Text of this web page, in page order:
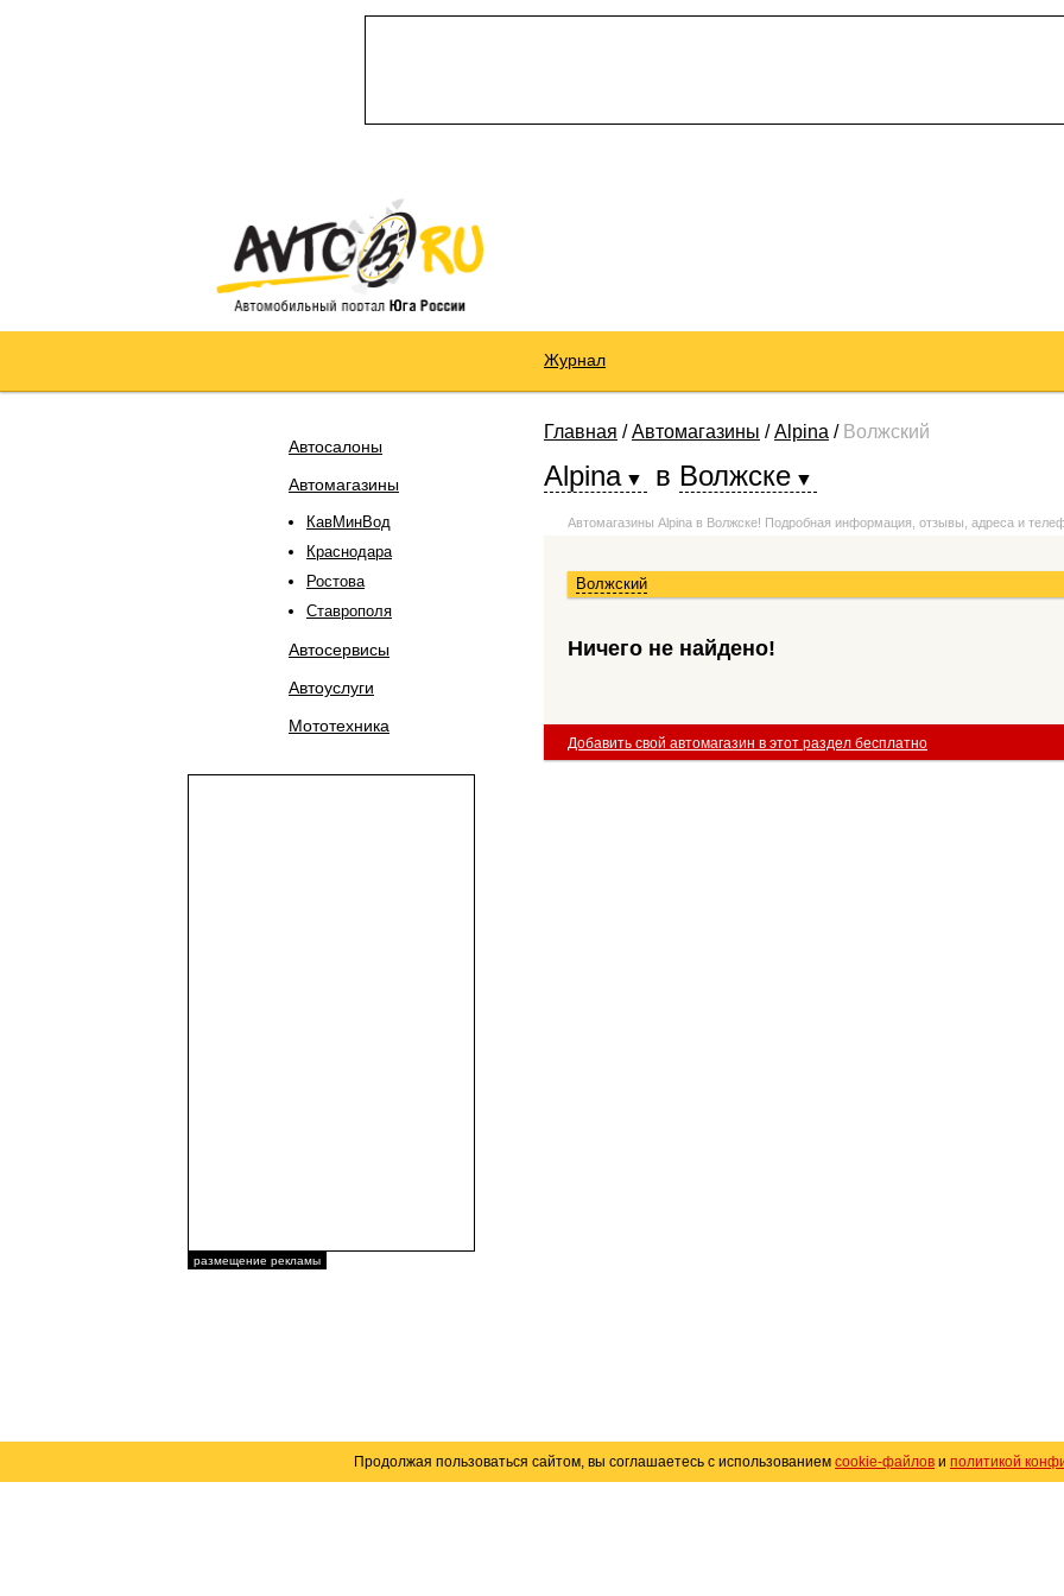
Журнал
Автосалоны
Автомагазины
КавМинВод
Краснодара
Ростова
Ставрополя
Автосервисы
Автоуслуги
Мототехника
размещение рекламы
Главная /Автомагазины /Alpina / Волжский
Alpina в Волжске
Автомагазины Alpina в Волжске! Подробная информация, отзывы, адреса и
Волжский
Ничего не найдено!
Добавить свой автомагазин в этот раздел бесплатно
Продолжая пользоваться сайтом, вы соглашаетесь с использованием cookie-файлов и политикой